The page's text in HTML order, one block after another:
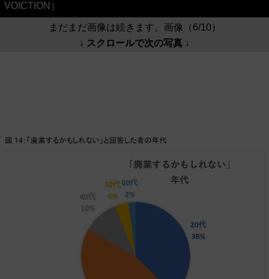
VOICTION）
まだまだ画像は続きます。画像（6/10）
↓ スクロールで次の写真 ↓